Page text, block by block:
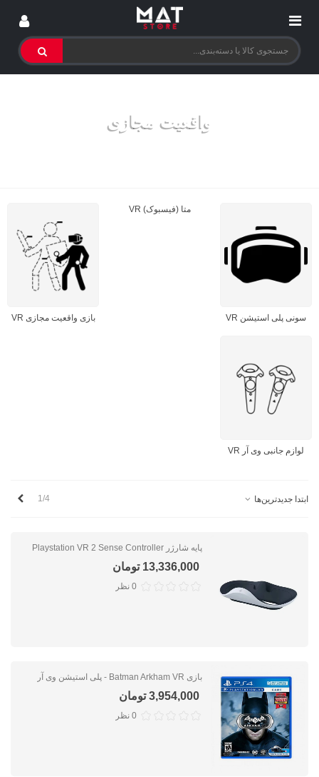
واقعیت مجازی
سونی پلی استیشن VR
متا (فیسبوک) VR
بازی واقعیت مجازی VR
لوازم جانبی وی آر VR
ابتدا جدیدترین‌ها 1/4
پایه شارژر Playstation VR 2 Sense Controller
13,336,000 تومان
0 نظر
بازی Batman Arkham VR - پلی استیشن وی آر
3,954,000 تومان
0 نظر